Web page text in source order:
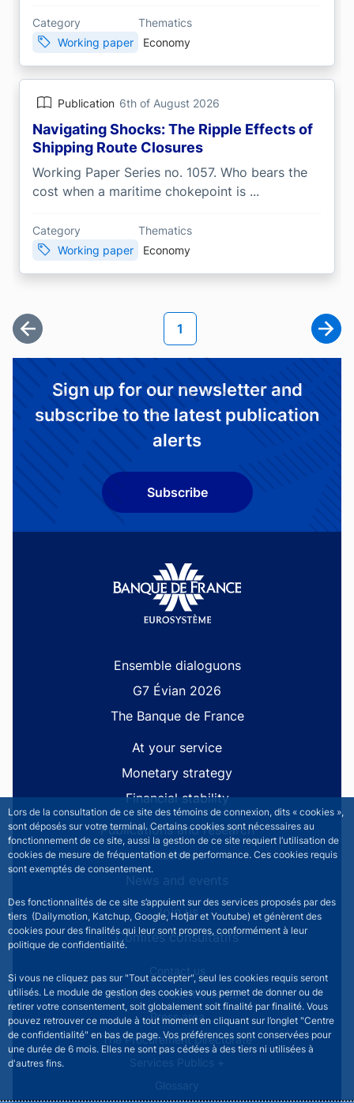
Lors de la consultation de ce site des témoins de connexion, dits « cookies »,
sont déposés sur votre terminal. Certains cookies sont nécessaires au
fonctionnement de ce site, aussi la gestion de ce site requiert l’utilisation de
cookies de mesure de fréquentation et de performance. Ces cookies requis
sont exemptés de consentement.
Des fonctionnalités de ce site s’appuient sur des services proposés par des
tiers (Dailymotion, Katchup, Google, Hotjar et Youtube) et génèrent des
cookies pour des finalités qui leur sont propres, conformément à leur
politique de confidentialité.
Si vous ne cliquez pas sur "Tout accepter", seul les cookies requis seront
utilisés. Le module de gestion des cookies vous permet de donner ou de
retirer votre consentement, soit globalement soit finalité par finalité. Vous
pouvez retrouver ce module à tout moment en cliquant sur l’onglet "Centre
de confidentialité" en bas de page. Vos préférences sont conservées pour
une durée de 6 mois. Elles ne sont pas cédées à des tiers ni utilisées à
d'autres fins.
Category
Working paper
Thematics
Economy
Publication 6th of August 2026
Navigating Shocks: The Ripple Effects of
Shipping Route Closures
Working Paper Series no. 1057. Who bears the
cost when a maritime chokepoint is ...
Category
Working paper
Thematics
Economy
First page
Current page
1
Sign up for our newsletter and
subscribe to the latest publication
alerts
Subscribe
Site navigationEnsemble dialoguons
G7 Évian 2026
The Banque de France
At your service
Monetary strategy
Financial stability
Publications and research
Statistics
News and events
Join us
Comités consultatifs
Footer secondary menuContact us
Sourds et malentendants
Press area
The Procurement Directorate
Services Publics +
Glossary